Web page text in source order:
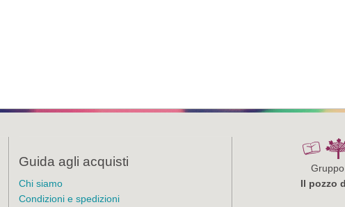
Guida agli acquisti
Chi siamo
Condizioni e spedizioni
Il pozzo